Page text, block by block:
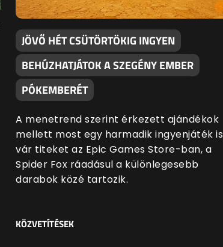
JÖVŐ HÉT CSÜTÖRTÖKIG INGYEN
BEHÚZHATJÁTOK A SZEGÉNY EMBER
PÓKEMBERÉT
A menetrend szerint érkezett ajándékok
mellett most egy harmadik ingyenjáték is
vár titeket az Epic Games Store-ban, a
Spider Fox ráadásul a különlegesebb
darabok közé tartozik.
KÖZVETÍTÉSEK